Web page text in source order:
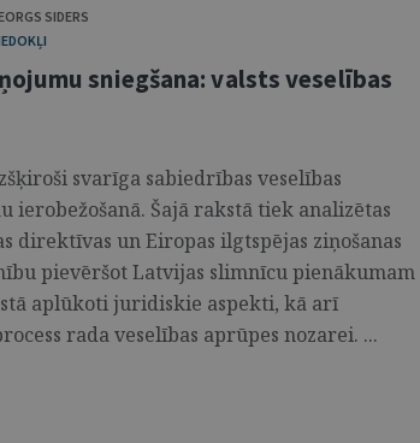
SIDERS
sniegšana: valsts veselības
svarīga sabiedrības veselības
ierobežošanā. Šajā rakstā tiek analizētas
direktīvas un Eiropas ilgtspējas ziņošanas
pievēršot Latvijas slimnīcu pienākumam
aplūkoti juridiskie aspekti, kā arī
rada veselības aprūpes nozarei. ...